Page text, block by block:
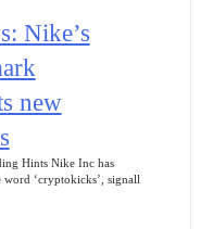
Nike’s
new
Hints Nike Inc has
‘cryptokicks’, signall